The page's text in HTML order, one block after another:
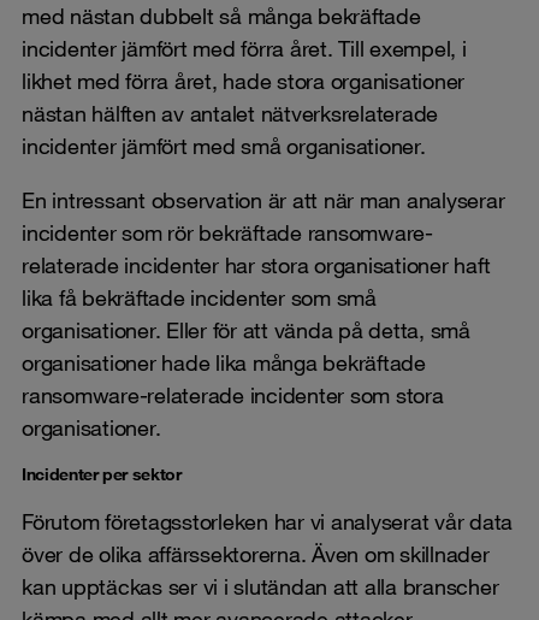
med nästan dubbelt så många bekräftade
incidenter jämfört med förra året. Till exempel, i
likhet med förra året, hade stora organisationer
nästan hälften av antalet nätverksrelaterade
incidenter jämfört med små organisationer.
En intressant observation är att när man analyserar
incidenter som rör bekräftade ransomware-
relaterade incidenter har stora organisationer haft
lika få bekräftade incidenter som små
organisationer. Eller för att vända på detta, små
organisationer hade lika många bekräftade
ransomware-relaterade incidenter som stora
organisationer.
Incidenter per sektor
Förutom företagsstorleken har vi analyserat vår data
över de olika affärssektorerna. Även om skillnader
kan upptäckas ser vi i slutändan att alla branscher